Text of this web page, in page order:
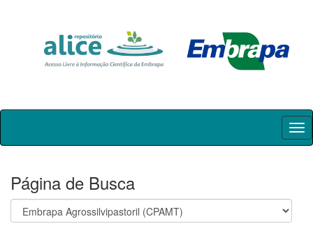
Skip
Página de Busca